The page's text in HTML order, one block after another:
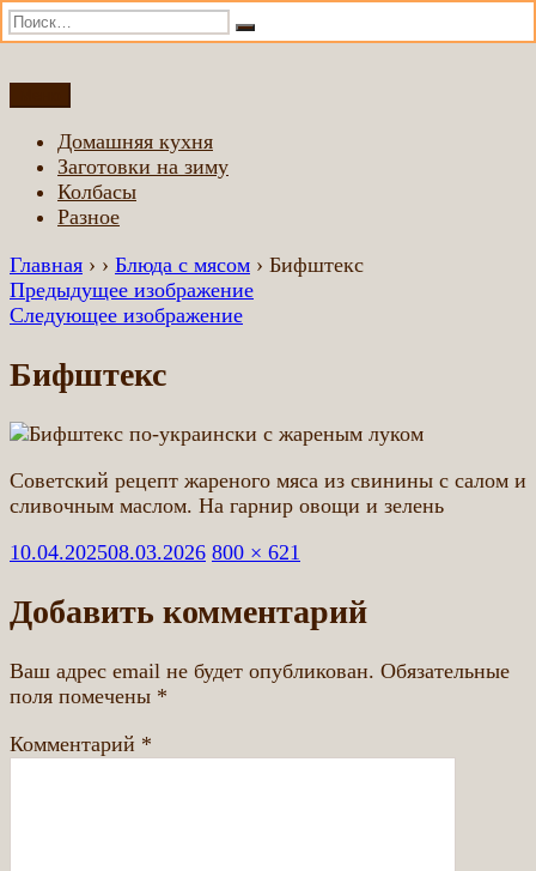
Искать:
Поиск
содержимому
Домашняя еда всем
Еда приготовленная по домашним рецептам
Домашняя кухня
Заготовки на зиму
Колбасы
Разное
Главная › › Блюда с мясом › Бифштекс
Предыдущее изображение
Следующее изображение
Бифштекс
Советский рецепт жареного мяса из свинины с салом и
сливочным маслом. На гарнир овощи и зелень
Опубликовано
10.04.202508.03.2026 Полный
800 × 621
Добавить комментарий
Ваш адрес email не будет опубликован. Обязательные
поля помечены *
Комментарий *